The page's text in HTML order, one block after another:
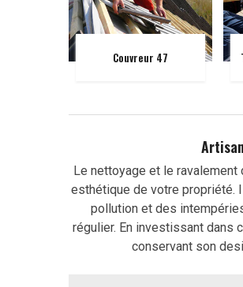
Couvreur 47
Le nettoyage et le
esthétique de votre propriété.
pollution et des
régulier. En investissant dans
conservant son